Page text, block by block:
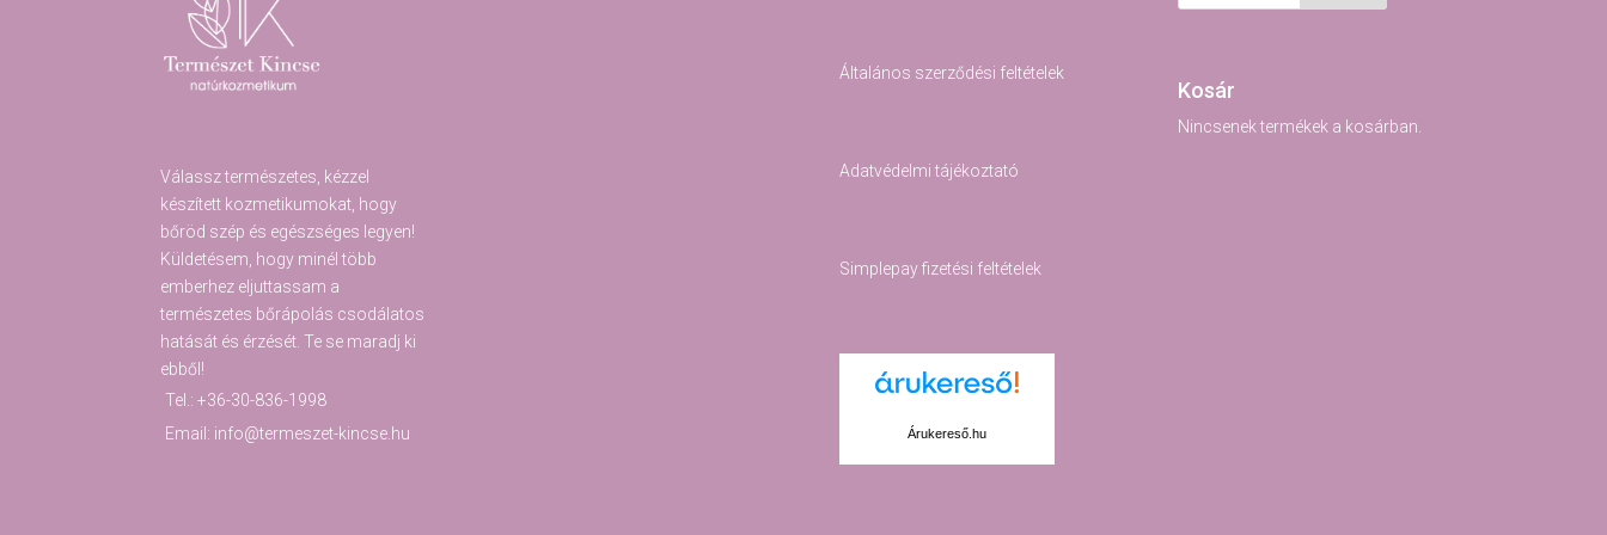
Válassz természetes, kézzel
készített kozmetikumokat, hogy
bőröd szép és egészséges legyen!
Küldetésem, hogy minél több
emberhez eljuttassam a
természetes bőrápolás csodálatos
hatását és érzését. Te se maradj ki
ebből!
Tel.: +36-30-836-1998
Email: info@termeszet-kincse.hu
Általános szerződési feltételek
Adatvédelmi tájékoztató
Simplepay fizetési feltételek
Árukereső.hu
Kosár
Nincsenek termékek a kosárban.